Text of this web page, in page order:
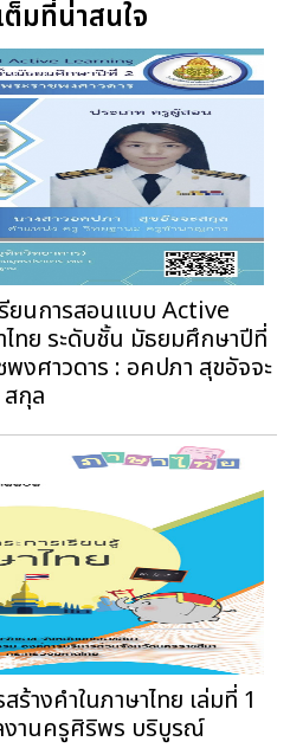
มที่น่าสนใจ
ยนการสอนแบบ Active
ทย ระดับชั้น มัธยมศึกษาปีที่
พงศาวดาร : อคปภา สุขอัจจะ
สกุล
ร้างคำในภาษาไทย เล่มที่ 1
งานครูศิริพร บริบูรณ์